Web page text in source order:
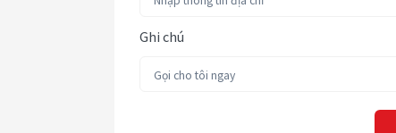
Ghi chú